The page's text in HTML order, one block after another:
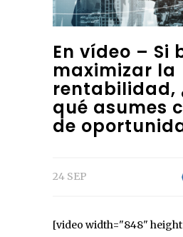
En vídeo – Si
maximizar la
rentabilidad,
qué asumes
de
24 SEP
[video width="848"